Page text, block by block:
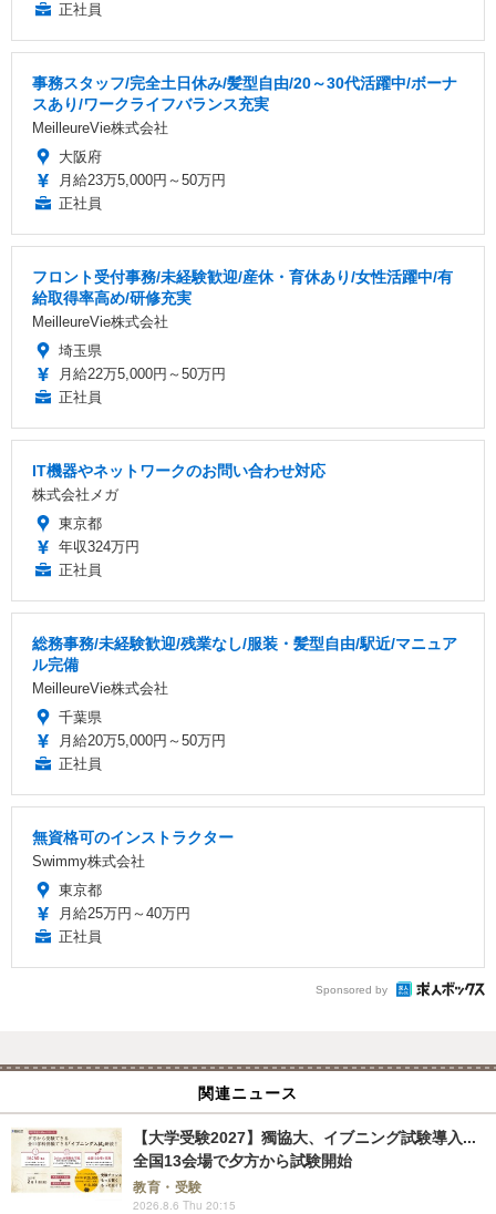
正社員
事務スタッフ/完全土日休み/髪型自由/20～30代活躍中/ボーナ
スあり/ワークライフバランス充実
MeilleureVie株式会社
大阪府
月給23万5,000円～50万円
正社員
フロント受付事務/未経験歓迎/産休・育休あり/女性活躍中/有
給取得率高め/研修充実
MeilleureVie株式会社
埼玉県
月給22万5,000円～50万円
正社員
IT機器やネットワークのお問い合わせ対応
株式会社メガ
東京都
年収324万円
正社員
総務事務/未経験歓迎/残業なし/服装・髪型自由/駅近/マニュア
ル完備
MeilleureVie株式会社
千葉県
月給20万5,000円～50万円
正社員
無資格可のインストラクター
Swimmy株式会社
東京都
月給25万円～40万円
正社員
Sponsored by
関連ニュース
【大学受験2027】獨協大、イブニング試験導入...
全国13会場で夕方から試験開始
教育・受験
2026.8.6 Thu 20:15